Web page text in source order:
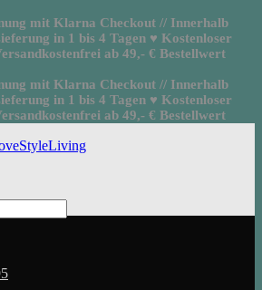
mit Klarna Checkout // Innerhalb
in 1 bis 4 Tagen ♥ Kostenloser
ab 49,- € Bestellwert
mit Klarna Checkout // Innerhalb
in 1 bis 4 Tagen ♥ Kostenloser
ab 49,- € Bestellwert